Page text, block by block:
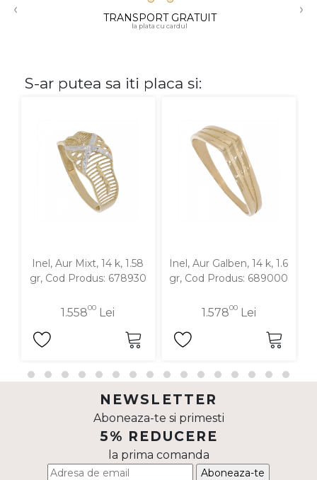
18K
Diamante
‹ TRANSPORT GRATUIT
la plata cu cardul
›
S-ar putea sa iti placa si:
Inel, Aur Mixt, 14 k, 1.58
gr, Cod Produs: 678930
1.55800 Lei
Inel, Aur Galben, 14 k, 1.6
gr, Cod Produs: 689000
1.57800Lei
NEWSLETTER
Aboneaza-te si primesti
5% REDUCERE
la prima comanda
Aboneaza-te